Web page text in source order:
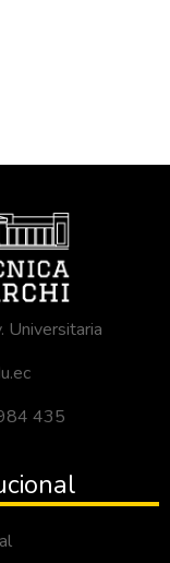
Universitaria
435